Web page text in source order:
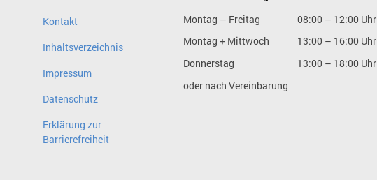
Kontakt
Inhaltsverzeichnis
Impressum
Datenschutz
Erklärung zur
Barrierefreiheit
Montag – Freitag
08:00 – 12:00 Uhr
Montag + Mittwoch
13:00 – 16:00 Uhr
Donnerstag
13:00 – 18:00 Uhr
oder nach Vereinbarung